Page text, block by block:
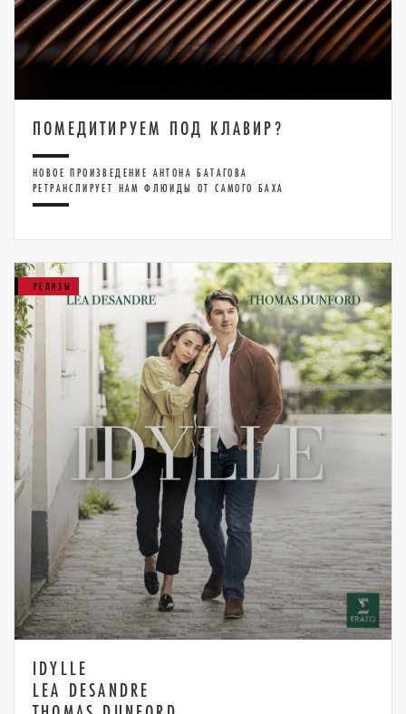
ПОМЕДИТИРУЕМ ПОД КЛАВИР?
НОВОЕ ПРОИЗВЕДЕНИЕ АНТОНА БАТАГОВА
РЕТРАНСЛИРУЕТ НАМ ФЛЮИДЫ ОТ САМОГО БАХА
РЕЛИЗЫ
IDYLLE
LEA DESANDRE